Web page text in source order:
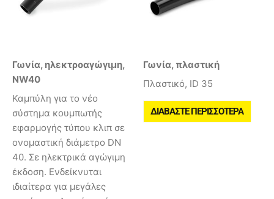
Γωνία, ηλεκτροαγώγιμη,
NW40
Καμπύλη για το νέο
σύστημα κουμπωτής
εφαρμογής τύπου κλιπ σε
ονομαστική διάμετρο DN
40. Σε ηλεκτρικά αγώγιμη
έκδοση. Ενδείκνυται
ιδιαίτερα για μεγάλες
Γωνία, πλαστική
Πλαστικό, ID 35
ΔΙΑΒΆΣΤΕ ΠΕΡΙΣΣΌΤΕΡΑ